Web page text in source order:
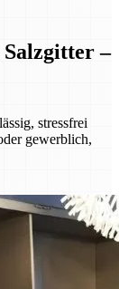
–
stressfrei
gewerblich,